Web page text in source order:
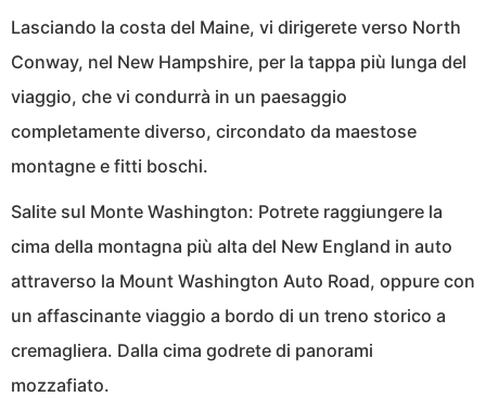
Lasciando la costa del Maine, vi dirigerete verso North
Conway, nel New Hampshire, per la tappa più lunga del
viaggio, che vi condurrà in un paesaggio
completamente diverso, circondato da maestose
montagne e fitti boschi.
Salite sul Monte Washington: Potrete raggiungere la
cima della montagna più alta del New England in auto
attraverso la Mount Washington Auto Road, oppure con
un affascinante viaggio a bordo di un treno storico a
cremagliera. Dalla cima godrete di panorami
mozzafiato.